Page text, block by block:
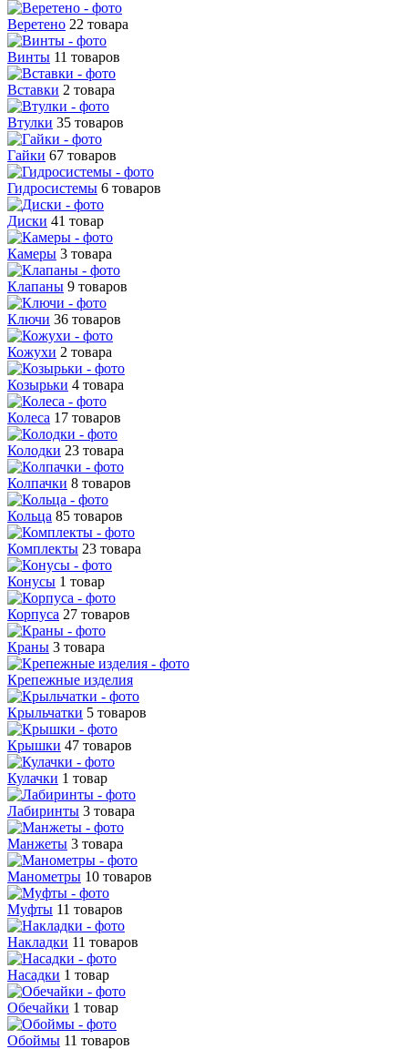
Веретено 22 товара
Винты 11 товаров
Вставки 2 товара
Втулки 35 товаров
Гайки 67 товаров
Гидросистемы 6 товаров
Диски 41 товар
Камеры 3 товара
Клапаны 9 товаров
Ключи 36 товаров
Кожухи 2 товара
Козырьки 4 товара
Колеса 17 товаров
Колодки 23 товара
Колпачки 8 товаров
Кольца 85 товаров
Комплекты 23 товара
Конусы 1 товар
Корпуса 27 товаров
Краны 3 товара
Крепежные изделия
Крыльчатки 5 товаров
Крышки 47 товаров
Кулачки 1 товар
Лабиринты 3 товара
Манжеты 3 товара
Манометры 10 товаров
Муфты 11 товаров
Накладки 11 товаров
Насадки 1 товар
Обечайки 1 товар
Обоймы 11 товаров